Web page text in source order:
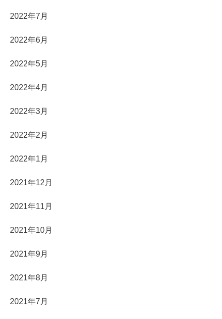
2022年7月
2022年6月
2022年5月
2022年4月
2022年3月
2022年2月
2022年1月
2021年12月
2021年11月
2021年10月
2021年9月
2021年8月
2021年7月